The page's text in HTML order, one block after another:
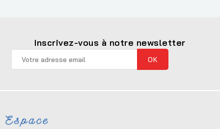
Inscrivez-vous à notre newsletter